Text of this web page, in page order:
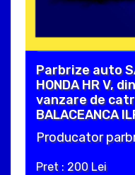
Parbrize auto
HONDA HR V,
vanzare de
BALACEANCA
Producator
Pret : 200 Lei